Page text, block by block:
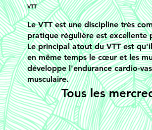
VTT
Le VTT est une discipline très
pratique régulière est excellente
Le principal atout du VTT est
en même temps le cœur et les
développe l'endurance cardio-
musculaire.
Tous les